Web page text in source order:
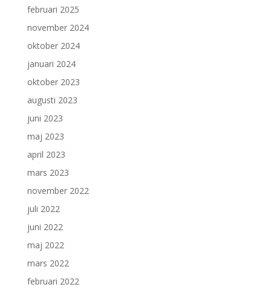
februari 2025
november 2024
oktober 2024
januari 2024
oktober 2023
augusti 2023
juni 2023
maj 2023
april 2023
mars 2023
november 2022
juli 2022
juni 2022
maj 2022
mars 2022
februari 2022